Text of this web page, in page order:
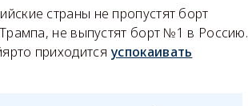
страны не пропустят борт
не выпустят борт №1 в Россию.
приходитсяуспокаивать